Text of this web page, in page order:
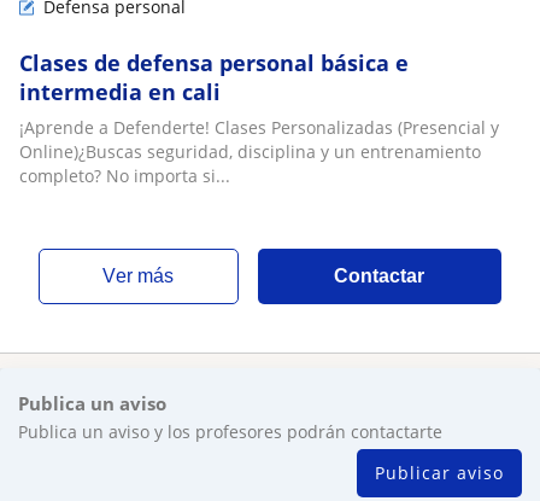
Defensa personal
Clases de defensa personal básica e
intermedia en cali
¡Aprende a Defenderte! Clases Personalizadas (Presencial y
Online)¿Buscas seguridad, disciplina y un entrenamiento
completo? No importa si...
ver más Contactar
Publica un aviso
Publica un aviso y los profesores podrán contactarte
Publicar aviso